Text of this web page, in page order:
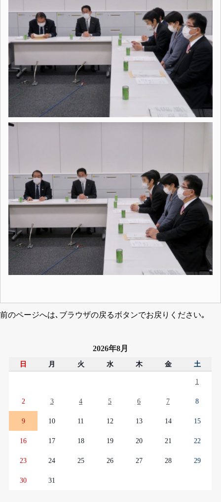
前のページへは､ブラウザの戻るボタンでお戻りください｡
2026年8月
日 月 火 水 木 金 土
1
2 3 4 5 6 7 8
9 10 11 12 13 14 15
16 17 18 19 20 21 22
23 24 25 26 27 28 29
30 31